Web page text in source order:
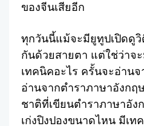
ของจีนเสียอีก
ทุกวันนี้แม้จะมียูทูปเปิดดูวิ
กันด้วยสายตา แต่ใช่ว่าจ
เทคนิคอะไร ครั้นจะอ่าน
อ่านจากตำราภาษาอังกฤ
ชาติที่เขียนตำราภาษาอัง
เก่งปิงปองขนาดไหน มีเ